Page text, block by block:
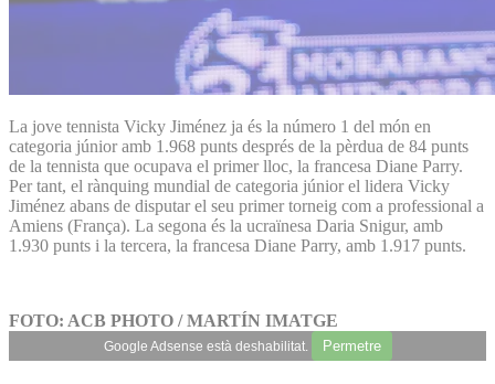
La jove tennista Vicky Jiménez ja és la número 1 del món en
categoria júnior amb 1.968 punts després de la pèrdua de 84 punts
de la tennista que ocupava el primer lloc, la francesa Diane Parry.
Per tant, el rànquing mundial de categoria júnior el lidera Vicky
Jiménez abans de disputar el seu primer torneig com a professional a
Amiens (França). La segona és la ucraïnesa Daria Snigur, amb
1.930 punts i la tercera, la francesa Diane Parry, amb 1.917 punts.
FOTO: ACB PHOTO / MARTÍN IMATGE
Google Adsense està deshabilitat. Permetre